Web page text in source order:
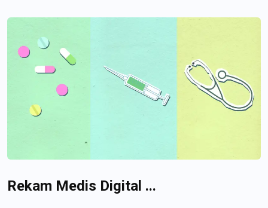
Rekam Medis Digital ...